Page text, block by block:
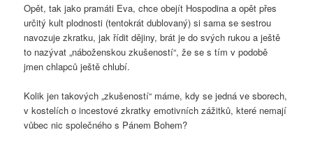
Opět, tak jako pramáti Eva, chce obejít Hospodina a opět přes
určitý kult plodnosti (tentokrát dublovaný) si sama se sestrou
navozuje zkratku, jak řídit dějiny, brát je do svých rukou a ještě
to nazývat „náboženskou zkušeností“, že se s tím v podobě
jmen chlapců ještě chlubí.
Kolik jen takových „zkušeností“ máme, kdy se jedná ve sborech,
v kostelích o incestové zkratky emotivních zážitků, které nemají
vůbec nic společného s Pánem Bohem?